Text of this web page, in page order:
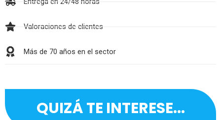
Valoraciones de clientes
Más de 70 años en el sector
QUIZÁ TE INTERESE...